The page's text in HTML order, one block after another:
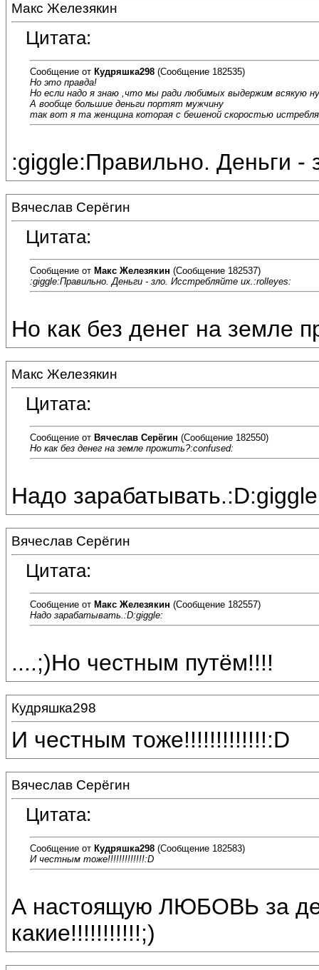
Макс Железякин
Цитата:
Сообщение от Кудряшка298 (Сообщение 182535)
Но это правда!
Но если надо я знаю ,что мы ради любимых выдержим всякую
А вообще большие деньги портят мужчину
так вот я та женщина которая с бешеной скоростью
:giggle:Правильно. Деньги -
Вячеслав Серёгин
Цитата:
Сообщение от Макс Железякин (Сообщение 182537)
:giggle:Правильно. Деньги - зло. Исстребляйте их.:rolleyes:
Но как без денег на земле
Макс Железякин
Цитата:
Сообщение от Вячеслав Серёгин (Сообщение 182550)
Но как без денег на земле прожить?:confused:
Надо
Вячеслав Серёгин
Цитата:
Сообщение от Макс Железякин (Сообщение 182557)
Надо зарабатывать.:D:giggle:
....;)Но честным путём!!!!
Кудряшка298
И честным тоже!!!!!!!!!!!!!:D
Вячеслав Серёгин
Цитата:
Сообщение от Кудряшка298 (Сообщение 182583)
И честным тоже!!!!!!!!!!!!!:D
А настоящую ЛЮБОВЬ за
какие!!!!!!!!!!!;)